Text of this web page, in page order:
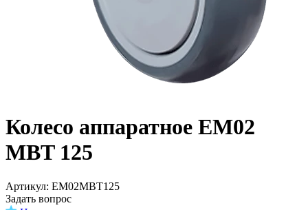
Колесо аппаратное EM02
MBT 125
Aртикул: EM02MBT125
Задать вопрос